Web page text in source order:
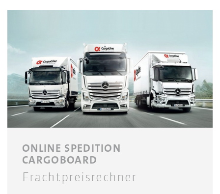
ONLINE SPEDITION
CARGOBOARD
Frachtpreisrechner